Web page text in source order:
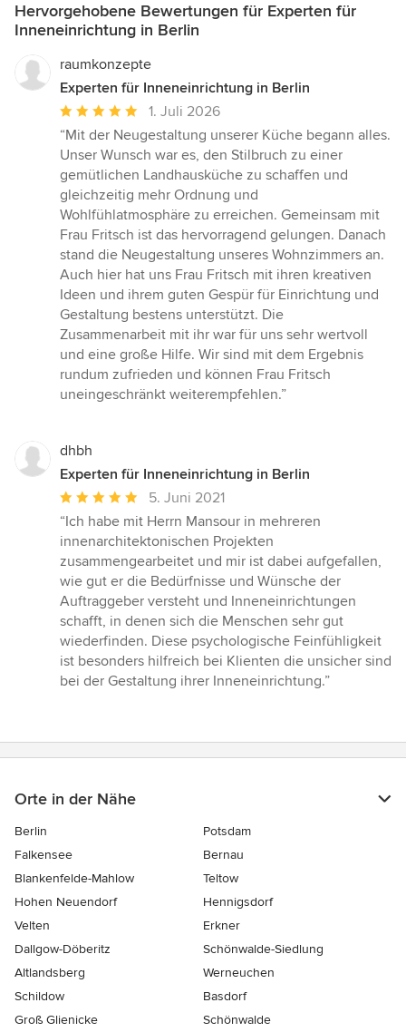
Hervorgehobene Bewertungen für Experten für
Inneneinrichtung in Berlin
raumkonzepte
Experten für Inneneinrichtung in Berlin
Durchschnittliche
Bewertung:
5
von
5
Sternen
1. Juli 2026
“Mit der Neugestaltung unserer Küche begann alles.
Unser Wunsch war es, den Stilbruch zu einer
gemütlichen Landhausküche zu schaffen und
gleichzeitig mehr Ordnung und
Wohlfühlatmosphäre zu erreichen. Gemeinsam mit
Frau Fritsch ist das hervorragend gelungen. Danach
stand die Neugestaltung unseres Wohnzimmers an.
Auch hier hat uns Frau Fritsch mit ihren kreativen
Ideen und ihrem guten Gespür für Einrichtung und
Gestaltung bestens unterstützt. Die
Zusammenarbeit mit ihr war für uns sehr wertvoll
und eine große Hilfe. Wir sind mit dem Ergebnis
rundum zufrieden und können Frau Fritsch
uneingeschränkt weiterempfehlen.”
dhbh
Experten für Inneneinrichtung in Berlin
Durchschnittliche
Bewertung:
5
von
5
Sternen
5. Juni 2021
“Ich habe mit Herrn Mansour in mehreren
innenarchitektonischen Projekten
zusammengearbeitet und mir ist dabei aufgefallen,
wie gut er die Bedürfnisse und Wünsche der
Auftraggeber versteht und Inneneinrichtungen
schafft, in denen sich die Menschen sehr gut
wiederfinden. Diese psychologische Feinfühligkeit
ist besonders hilfreich bei Klienten die unsicher sind
bei der Gestaltung ihrer Inneneinrichtung.”
Orte in der Nähe
Berlin
Potsdam
Falkensee
Bernau
Blankenfelde-Mahlow
Teltow
Hohen Neuendorf
Hennigsdorf
Velten
Erkner
Dallgow-Döberitz
Schönwalde-Siedlung
Altlandsberg
Werneuchen
Schildow
Basdorf
Groß Glienicke
Schönwalde